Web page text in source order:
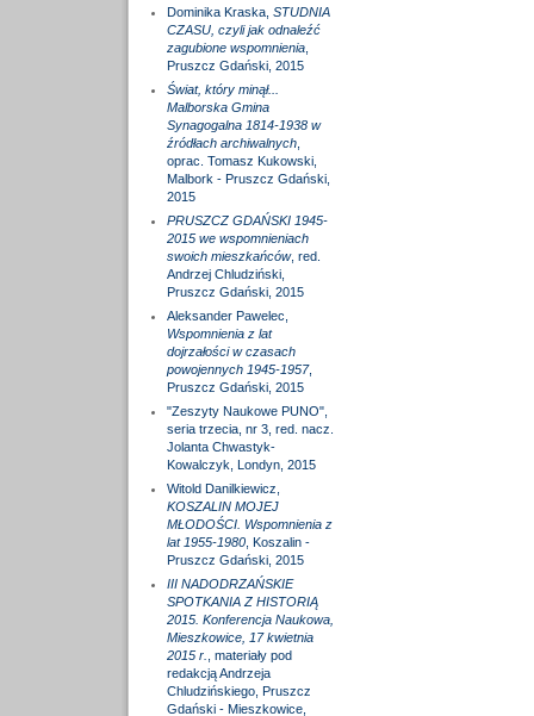
Dominika Kraska, STUDNIA
CZASU, czyli jak odnaleźć
zagubione wspomnienia,
Pruszcz Gdański, 2015
Świat, który minął...
Malborska Gmina
Synagogalna 1814-1938 w
źródłach archiwalnych,
oprac. Tomasz Kukowski,
Malbork - Pruszcz Gdański,
2015
PRUSZCZ GDAŃSKI 1945-
2015 we wspomnieniach
swoich mieszkańców, red.
Andrzej Chludziński,
Pruszcz Gdański, 2015
Aleksander Pawelec,
Wspomnienia z lat
dojrzałości w czasach
powojennych 1945-1957,
Pruszcz Gdański, 2015
"Zeszyty Naukowe PUNO",
seria trzecia, nr 3, red. nacz.
Jolanta Chwastyk-
Kowalczyk, Londyn, 2015
Witold Danilkiewicz,
KOSZALIN MOJEJ
MŁODOŚCI. Wspomnienia z
lat 1955-1980, Koszalin -
Pruszcz Gdański, 2015
III NADODRZAŃSKIE
SPOTKANIA Z HISTORIĄ
2015. Konferencja Naukowa,
Mieszkowice, 17 kwietnia
2015 r.
, materiały pod
redakcją Andrzeja
Chludzińskiego, Pruszcz
Gdański - Mieszkowice,